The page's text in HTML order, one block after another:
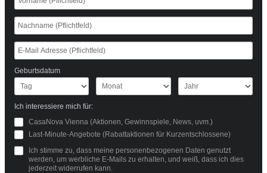
Geburtsdatum
Ich interessiere mich für:
CasaNova Vienna (Aktionen, Gewinnspiele, News, uvm.)
Last-Minute-Angebote (Rabattaktionen für Kurzentschlossene)
Ich stimme zu, dass meine personenbezogenen Daten genutzt
werden, um werbliche E-Mails zu erhalten, und weiß, dass ich dies
jederzeit widerrufen kann.